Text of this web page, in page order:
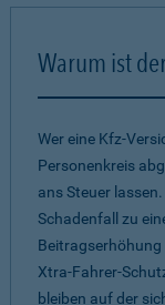
Warum ist
Wer eine Kfz-
Personenkreis
ans Steuer
Schadenfall zu
Beitragserhöhung
Xtra-Fahrer-
bleiben auf der